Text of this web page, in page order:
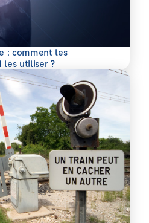
: comment les
les utiliser ?